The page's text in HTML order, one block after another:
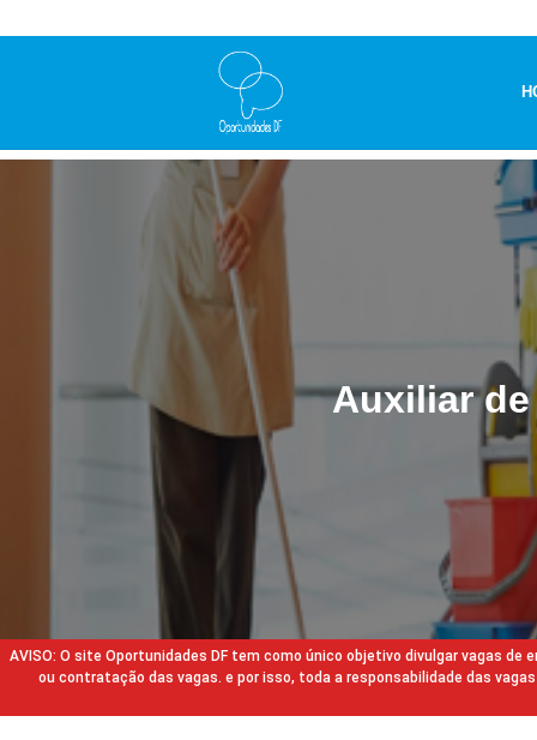
Auxiliar de
AVISO: O site Oportunidades DF tem como único objetivo divulgar vagas
ou contratação das vagas. e por isso, toda a responsabilidade das